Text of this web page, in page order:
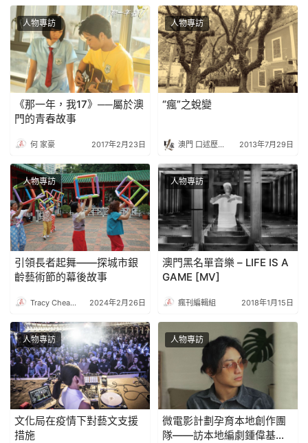
人物專訪
《那一年，我17》──屬於澳
門的青春故事
何 家豪 2017年2月23日
人物專訪
“瘋”之蛻變
澳門 口述歷史協會 2013年7月29日
人物專訪
引領長者起舞——探城市銀
齡藝術節的幕後故事
Tracy Cheang 2024年2月26日
人物專訪
澳門黑名單音樂 – LIFE IS A
GAME [MV]
瘋刊編輯組 2018年1月15日
人物專訪
文化局在疫情下對藝文支援
措施
人物專訪
微電影計劃孕育本地創作團
隊――訪本地編劇鍾偉基